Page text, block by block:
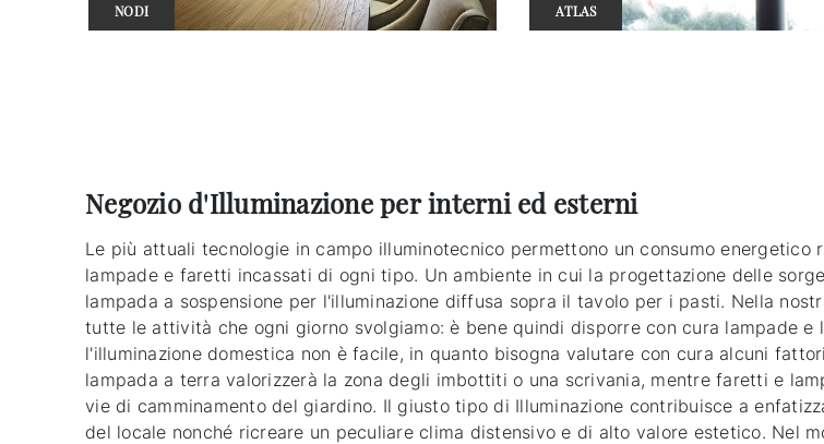
NODI ATLAS
Negozio d'Illuminazione per interni ed esterni
Le più attuali tecnologie in campo illuminotecnico permettono un consumo
lampade e faretti incassati di ogni tipo. Un ambiente in cui la progettazione delle
lampada a sospensione per l'illuminazione diffusa sopra il tavolo per i pasti. Nella
tutte le attività che ogni giorno svolgiamo: è bene quindi disporre con cura lampade
l'illuminazione domestica non è facile, in quanto bisogna valutare con cura alcuni
lampada a terra valorizzerà la zona degli imbottiti o una scrivania, mentre faretti e
vie di camminamento del giardino. Il giusto tipo di Illuminazione contribuisce a
del locale nonché ricreare un peculiare clima distensivo e di alto valore estetico. Nel